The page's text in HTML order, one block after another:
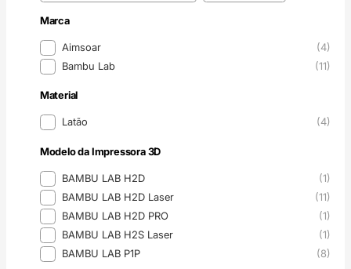
Marca
MarcaAimsoar
(4)
Bambu Lab
(11)
Material
Material
Latão (4)
Modelo da Impressora 3D
Modelo da Impressora 3D
BAMBU LAB H2D
(1)
BAMBU LAB H2D Laser
(11)
BAMBU LAB H2D PRO
(1)
BAMBU LAB H2S Laser
(1)
BAMBU LAB P1P
(8)